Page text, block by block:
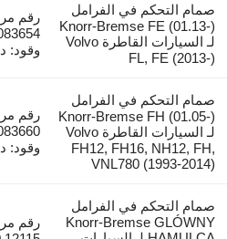
التحكم في الفرامل
Knorr-Bremse FE
لـ السيارات القاطرة Volvo
FL, FE
وقود:
التحكم في الفرامل
Knorr-Bremse FH
لـ السيارات القاطرة Volvo
FH12, FH16, NH12,
VNL780 (1993-
وقود:
التحكم في الفرامل
Knorr-Bremse
رقم